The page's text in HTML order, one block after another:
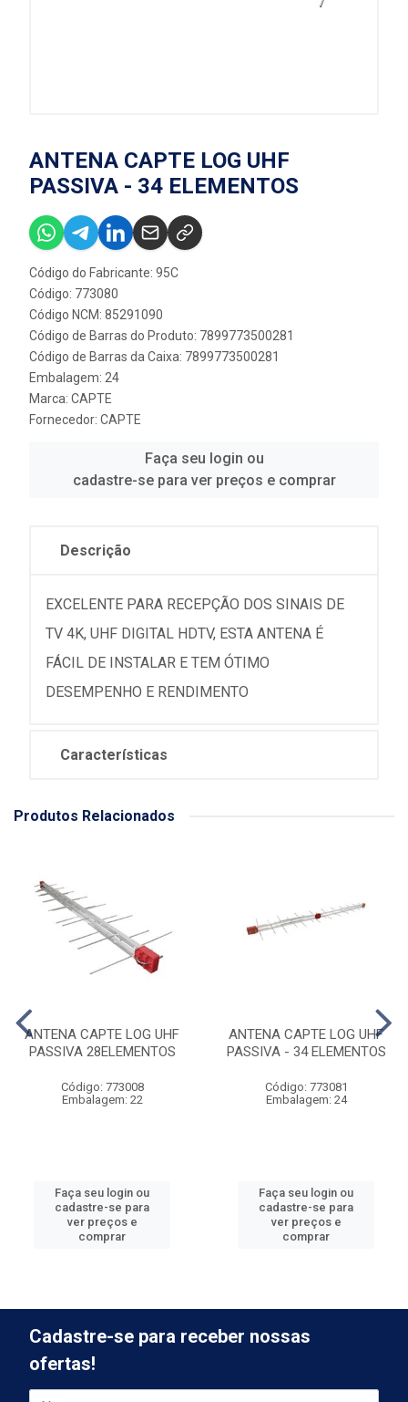
ANTENA CAPTE LOG UHF
PASSIVA - 34 ELEMENTOS
Código do Fabricante: 95C
Código: 773080
Código NCM: 85291090
Código de Barras do Produto: 7899773500281
Código de Barras da Caixa: 7899773500281
Embalagem: 24
Marca: CAPTE
Fornecedor: CAPTE
Faça seu login ou
cadastre-se para ver preços e comprar
Descrição
EXCELENTE PARA RECEPÇÃO DOS SINAIS DE
TV 4K, UHF DIGITAL HDTV, ESTA ANTENA É
FÁCIL DE INSTALAR E TEM ÓTIMO
DESEMPENHO E RENDIMENTO
Características
Produtos Relacionados
ANTENA CAPTE LOG UHF
PASSIVA 28ELEMENTOS
Código: 773008
Embalagem: 22
Faça seu login ou
cadastre-se para
ver preços e
comprar
ANTENA CAPTE LOG UHF
PASSIVA - 34 ELEMENTOS
Código: 773081
Embalagem: 24
Faça seu login ou
cadastre-se para
ver preços e
comprar
Cadastre-se para receber nossas
ofertas!